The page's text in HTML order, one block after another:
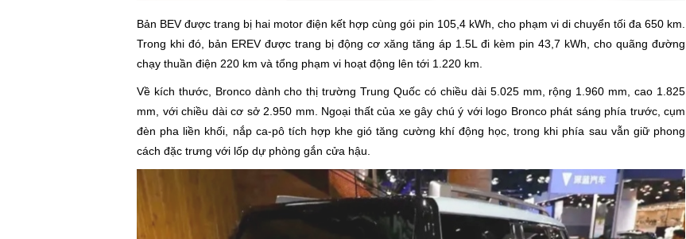
Bản BEV được trang bị hai motor điện kết hợp cùng gói pin 105,4 kWh, cho phạm vi di chuyển tối đa 650 km.
Trong khi đó, bản EREV được trang bị động cơ xăng tăng áp 1.5L đi kèm pin 43,7 kWh, cho quãng đường
chạy thuần điện 220 km và tổng phạm vi hoạt động lên tới 1.220 km.
Về kích thước, Bronco dành cho thị trường Trung Quốc có chiều dài 5.025 mm, rộng 1.960 mm, cao 1.825
mm, với chiều dài cơ sở 2.950 mm. Ngoại thất của xe gây chú ý với logo Bronco phát sáng phía trước, cụm
đèn pha liền khối, nắp ca-pô tích hợp khe gió tăng cường khí động học, trong khi phía sau vẫn giữ phong
cách đặc trưng với lốp dự phòng gắn cửa hậu.